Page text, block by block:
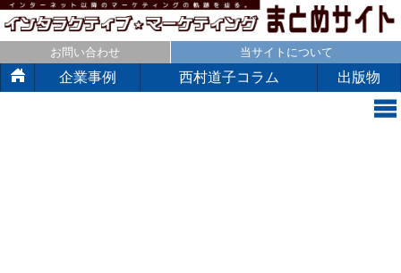
お問い合わせ 当サイトについて
企業事例 西村道子コラム 出版物